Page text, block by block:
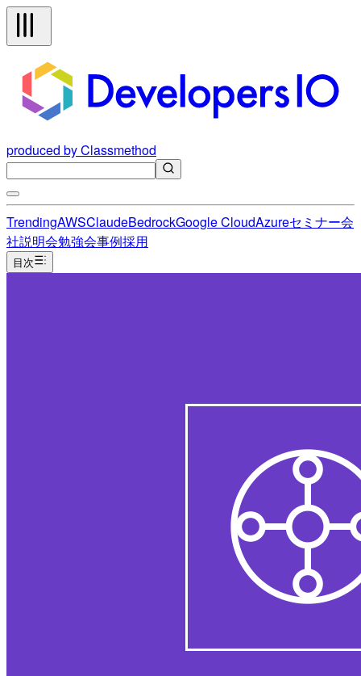
produced by Classmethod
TrendingAWSClaudeBedrockGoogle CloudAzureセミナー会
社説明会勉強会事例採用
目次